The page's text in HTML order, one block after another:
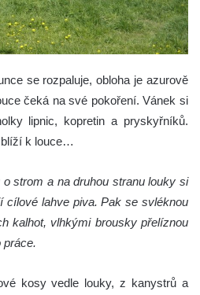
se rozpaluje, obloha je azurově
čeká na své pokoření. Vánek si
lipnic, kopretin a pryskyřníků.
blíží k louce…
strom a na druhou stranu louky si
cílové lahve piva. Pak se svléknou
kalhot, vlhkými brousky přelíznou
práce.
kosy vedle louky, z kanystrů a